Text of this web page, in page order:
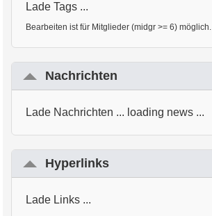
Lade Tags ...
Bearbeiten ist für Mitglieder (midgr >= 6) möglich.
Nachrichten
Lade Nachrichten ... loading news ...
Hyperlinks
Lade Links ...